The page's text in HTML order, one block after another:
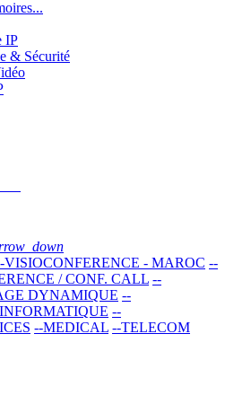
IP
& Sécurité
VISIOCONFERENCE - MAROC --
/ CONF. CALL --
DYNAMIQUE --
--
--MEDICAL --TELECOM